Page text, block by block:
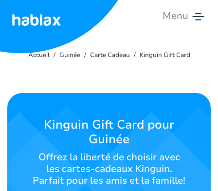
Menu
Tarifs
Contactez-
nous
Français
Accueil Guinée Carte Cadeau Kinguin Gift Card
Kinguin Gift Card pour
Guinée
Offrez la liberté de choisir avec
les cartes-cadeaux Kinguin.
Parfait pour les amis et la famille!